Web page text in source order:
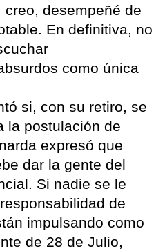
desempeñé de
En definitiva, no
como única
si, con su retiro, se
la postulación de
expresó que
dar la gente del
Si nadie se le
de
impulsando como
de 28 de Julio,